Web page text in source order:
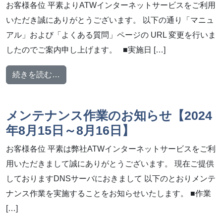
お客様各位 平素よりATWインターネットサービスをご利用
いただき誠にありがとうございます。 以下の通り「マニュ
アル」および「よくある質問」ページの URL 変更を行いま
したのでご案内申し上げます。 ■実施日 […]
続きを読む…
メンテナンス作業のお知らせ【2024
年8月15日～8月16日】
お客様各位 平素は弊社ATWインターネットサービスをご利
用いただきまして誠にありがとうございます。 現在ご提供
しておりますDNSサーバにおきまして 以下のとおりメンテ
ナンス作業を実施することをお知らせいたします。 ■作業
[…]